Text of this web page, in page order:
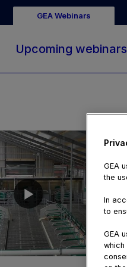
GEA Webinars
Upcoming webinars
GEA
the
In
to
GEA
which